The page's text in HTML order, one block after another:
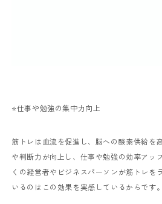
⭐️仕事や勉強の集中力向上
筋トレは血流を促進し、脳への酸素供給を
や判断力が向上し、仕事や勉強の効率アッ
くの経営者やビジネスパーソンが筋トレを
いるのはこの効果を実感しているからです。